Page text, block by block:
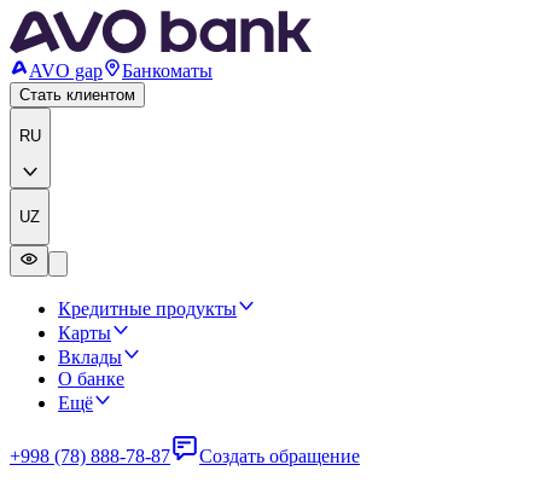
AVO gap Банкоматы
Стать клиентом
RU
UZ
Кредитные продукты
Карты
Вклады
О банке
Ещё
+998 (78) 888-78-87 Создать обращение